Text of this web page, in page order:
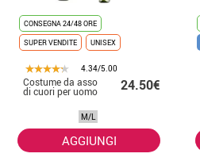
CONSEGNA 24/48 ORE
SUPER VENDITE
UNISEX
4.34/5.00
Costume da asso
di cuori per uomo 24.50€
M/L
AGGIUNGI